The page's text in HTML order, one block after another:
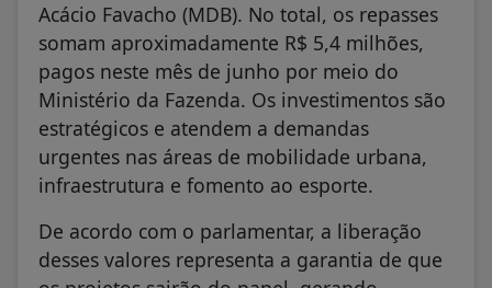
Acácio Favacho (MDB). No total, os repasses
somam aproximadamente R$ 5,4 milhões,
pagos neste mês de junho por meio do
Ministério da Fazenda. Os investimentos são
estratégicos e atendem a demandas
urgentes nas áreas de mobilidade urbana,
infraestrutura e fomento ao esporte.
De acordo com o parlamentar, a liberação
desses valores representa a garantia de que